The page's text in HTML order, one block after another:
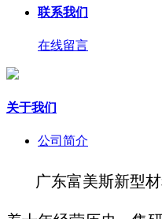
联系我们
在线留言
关于我们
公司简介
广东富美斯新型